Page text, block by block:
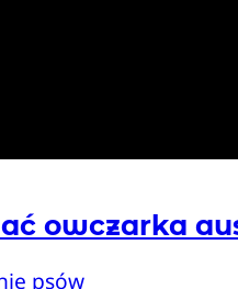
owczarka
psów